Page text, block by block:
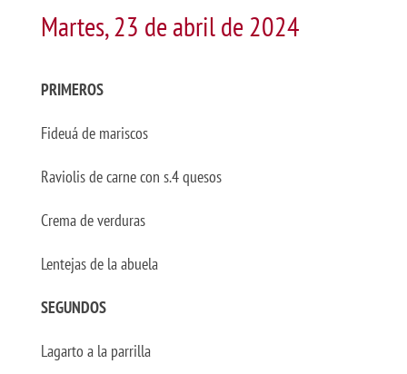
Martes, 23 de abril de 2024
PRIMEROS
Fideuá de mariscos
Raviolis de carne con s.4 quesos
Crema de verduras
Lentejas de la abuela
SEGUNDOS
Lagarto a la parrilla